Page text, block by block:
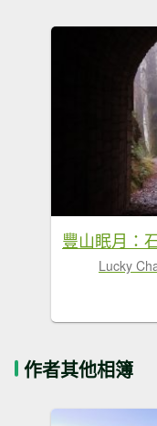
豐山眠月：
Lucky
作者其他相簿